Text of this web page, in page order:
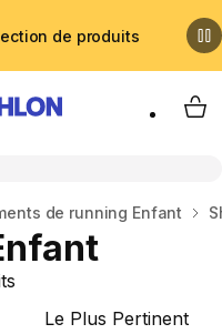
de produits
My
de running Enfant
Trier par :(optional)